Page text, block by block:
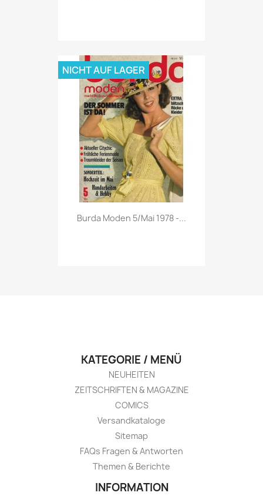
Vorschau
Burda Moden 5/Mai 1978 -...
NICHT AUF LAGER
KATEGORIE / MENÜ
NEUHEITEN
ZEITSCHRIFTEN & MAGAZINE
COMICS
Versandkataloge
Sitemap
FAQs Fragen & Antworten
Themen & Berichte
INFORMATION